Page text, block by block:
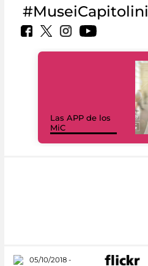
#MuseiCapitolini
Las APP de los
MiC